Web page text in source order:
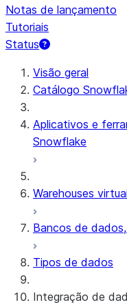
Notas de lançamento
Tutoriais
Status
Visão geral
Catálogo
Aplicativos e
Snowflake
Warehouses
Bancos de
Tipos de dados
Integração de